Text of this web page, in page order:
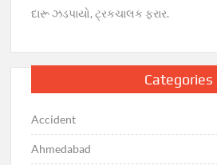
દારૂ ઝડપાયો, ટ્રકચાલક ફરાર.
Categories
Accident
Ahmedabad